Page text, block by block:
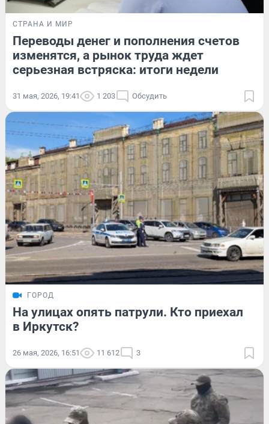
СТРАНА И МИР
Переводы денег и пополнения счетов
изменятся, а рынок труда ждет
серьезная встряска: итоги недели
31 мая, 2026, 19:41 1 203 Обсудить
ГОРОД
На улицах опять патрули. Кто приехал
в Иркутск?
26 мая, 2026, 16:51 11 612 3